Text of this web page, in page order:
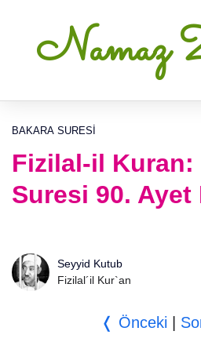
Namaz
BAKARA SURESI
Fizilal-il Kuran:
Suresi 90. Ayet
Seyyid Kutub
Fizilal´il Kur`an
❬ Önceki